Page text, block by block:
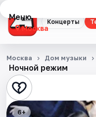
Концерты
Меню
Москва
Концерты
Театр
Стендап
Ночной режим
Москва Дом музыки
6+